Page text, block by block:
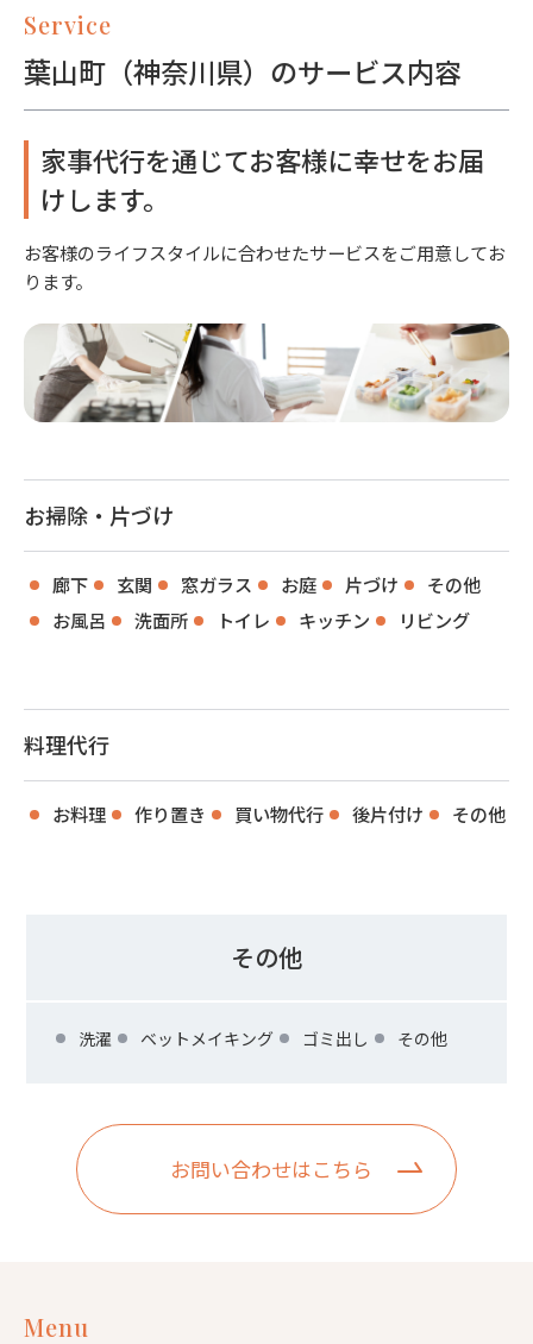
Service
葉山町（神奈川県）のサービス内容
家事代行を通じてお客様に幸せをお届
けします。
お客様のライフスタイルに合わせたサービスをご用意してお
ります。
お掃除・片づけ
廊下 玄関 窓ガラス お庭 片づけ
その他
お風呂
洗面所 トイレ キッチン リビング
料理代行
お料理 作り置き 買い物代行 後片付け その他
その他
洗濯 ベットメイキング ゴミ出し その他
お問い合わせはこちら
Menu